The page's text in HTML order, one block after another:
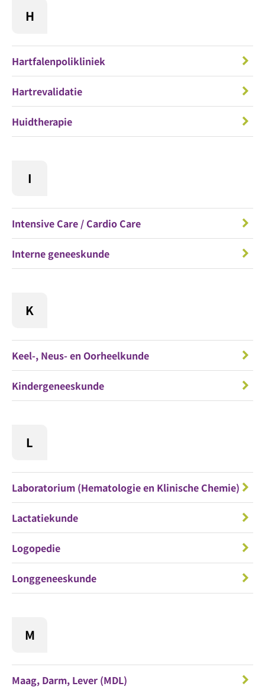
H
Hartfalenpolikliniek
Hartrevalidatie
Huidtherapie
I
Intensive Care / Cardio Care
Interne geneeskunde
K
Keel-, Neus- en Oorheelkunde
Kindergeneeskunde
L
Laboratorium (Hematologie en Klinische Chemie)
Lactatiekunde
Logopedie
Longgeneeskunde
M
Maag, Darm, Lever (MDL)